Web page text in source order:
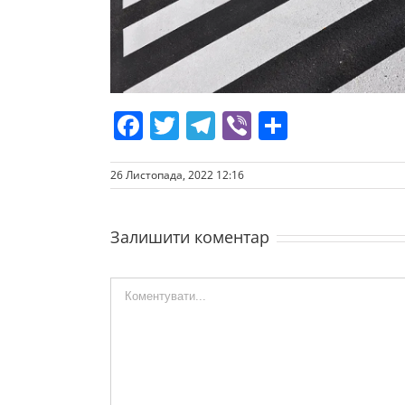
Facebook
Twitter
Telegram
Viber
26 Листопада, 2022 12:16
Залишити коментар